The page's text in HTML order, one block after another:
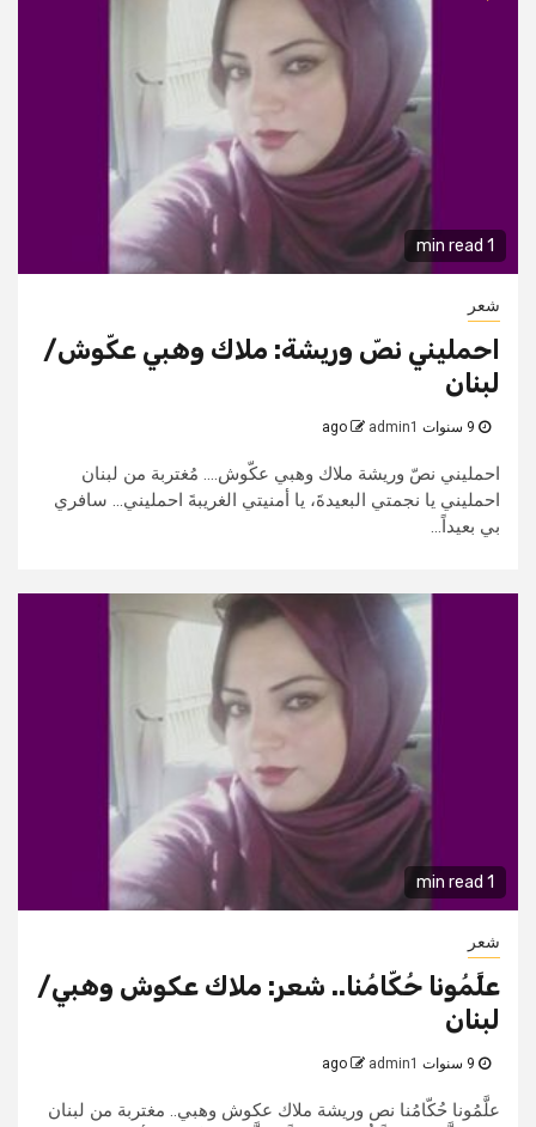
1 min read
شعر
احمليني نصّ وريشة: ملاك وهبي عكّوش/
لبنان
admin1
احمليني نصّ وريشة ملاك وهبي عكّوش.... مُغتربة من لبنان
احمليني يا نجمتي البعيدةَ، يا أمنيتي الغريبةَ احمليني... سافري
بي بعيداً...
1 min read
شعر
علَّمُونا حُكّامُنا.. شعر: ملاك عكوش وهبي/
لبنان
admin1
علَّمُونا حُكّامُنا نص وريشة ملاك عكوش وهبي.. مغتربة من لبنان